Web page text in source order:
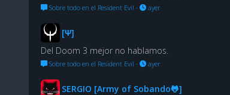
Sobre todo en el Resident Evil · ayer
[Ψ]
Del Doom 3 mejor no hablamos.
Sobre todo en el Resident Evil · ayer
SERGIO [Army of Sobando🐸]